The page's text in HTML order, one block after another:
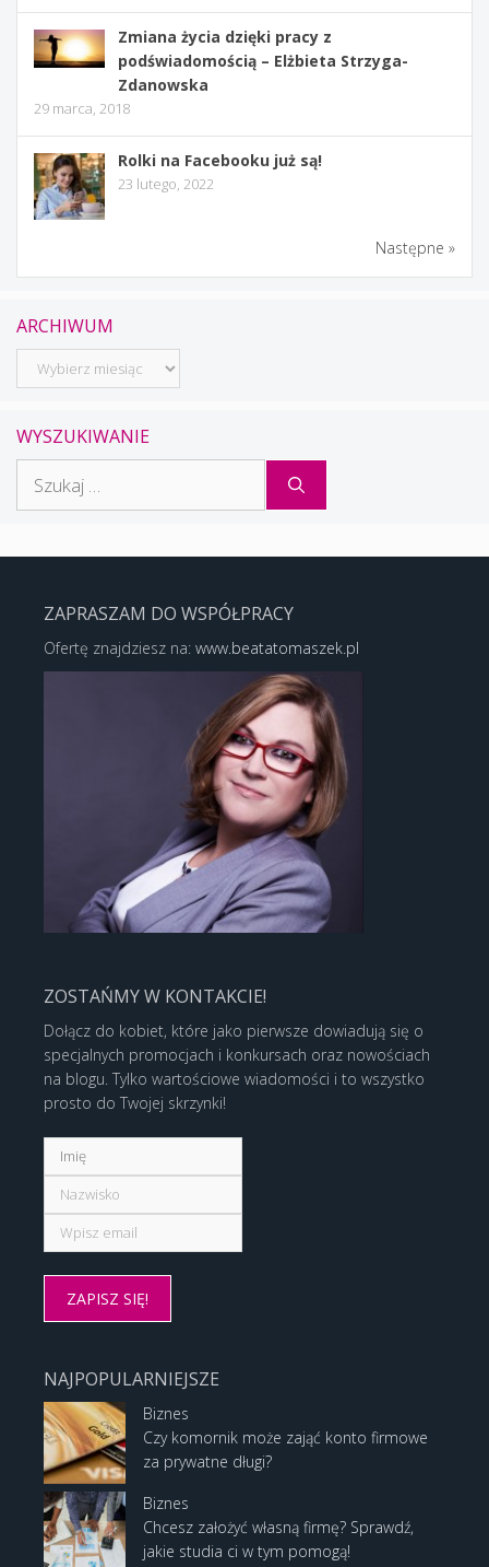
Zmiana życia dzięki pracy z
podświadomością – Elżbieta Strzyga-
Zdanowska
29 marca, 2018
Rolki na Facebooku już są!
23 lutego, 2022
Następne »
ARCHIWUM
Archiwum
WYSZUKIWANIE
ZAPRASZAM DO WSPÓŁPRACY
Ofertę znajdziesz na: www.beatatomaszek.pl
ZOSTAŃMY W KONTAKCIE!
Dołącz do kobiet, które jako pierwsze dowiadują się o
specjalnych promocjach i konkursach oraz nowościach
na blogu. Tylko wartościowe wiadomości i to wszystko
prosto do Twojej skrzynki!
NAJPOPULARNIEJSZE
Biznes
Czy komornik może zająć konto firmowe
za prywatne długi?
Biznes
Chcesz założyć własną firmę? Sprawdź,
jakie studia ci w tym pomogą!